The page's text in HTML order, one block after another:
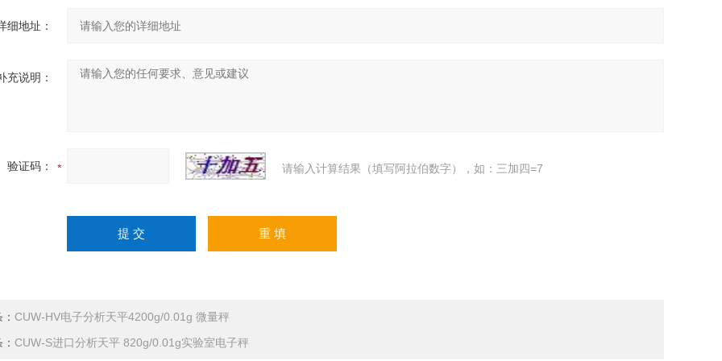
细地址：
充说明：
验证码： 请输入计算结果（填写阿拉伯数字），如：三加四=7
CUW-HV电子分析天平4200g/0.01g 微量秤
CUW-S进口分析天平 820g/0.01g实验室电子秤